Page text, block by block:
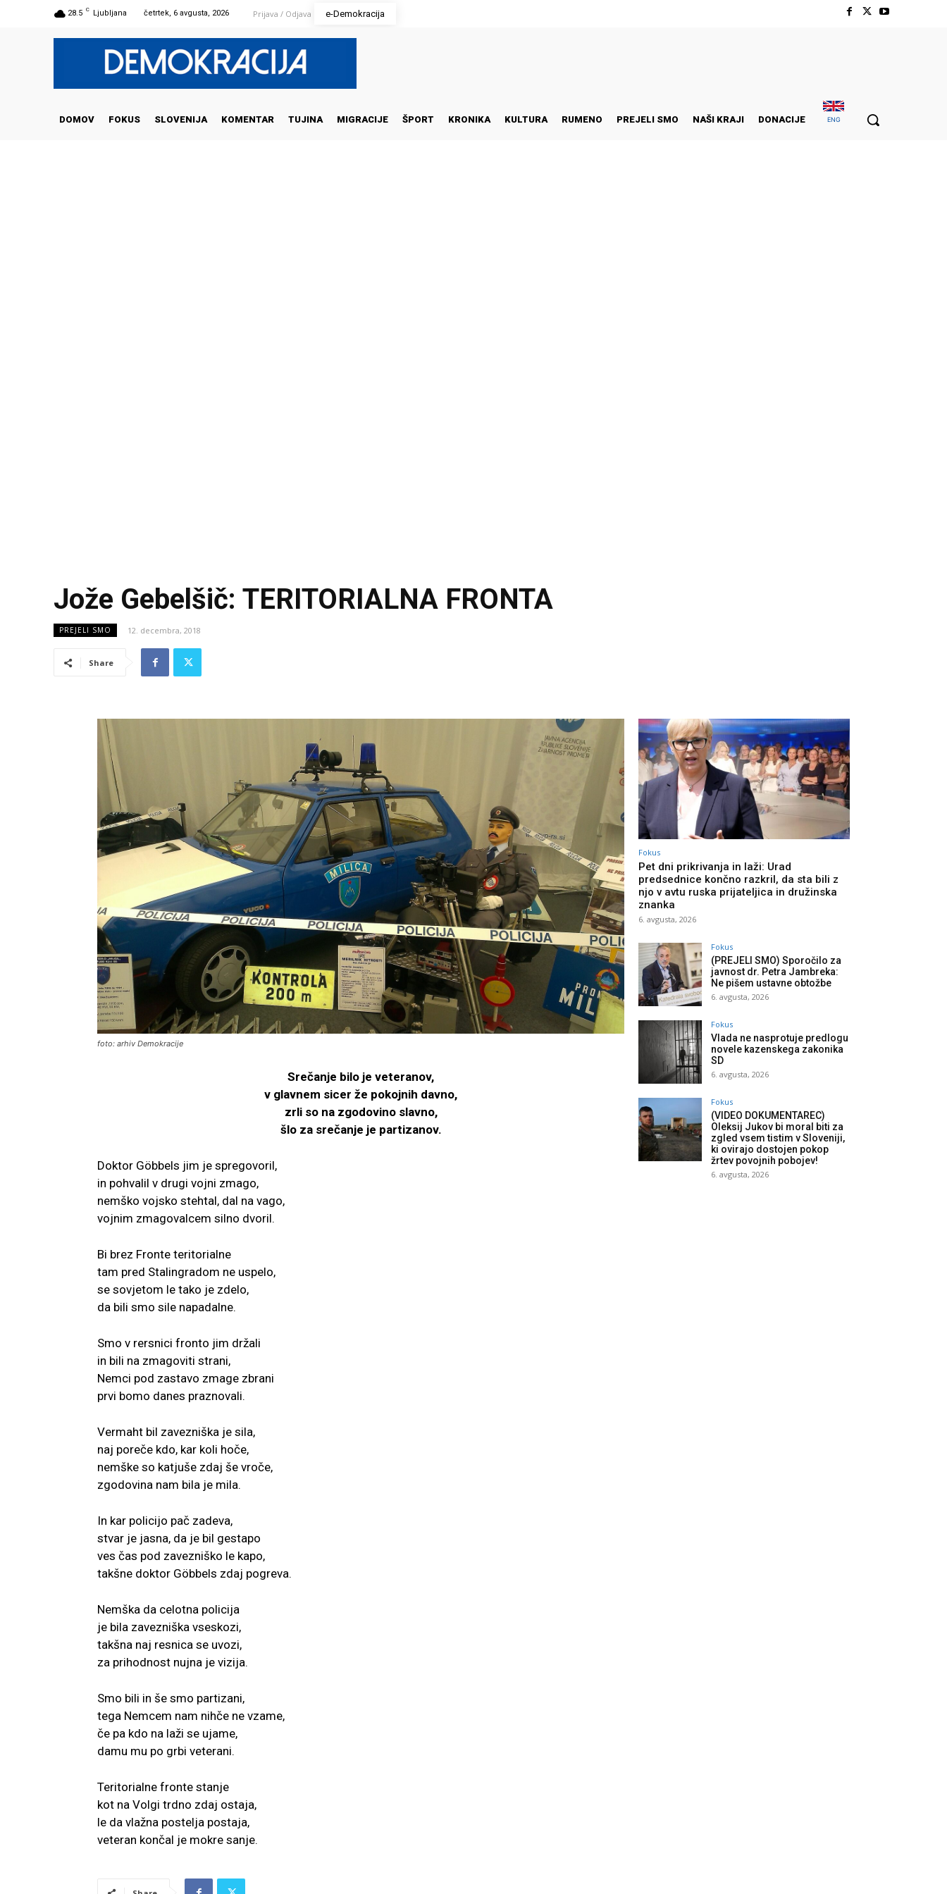
28.5 C Ljubljana četrtek, 6 avgusta, 2026 Prijava / Odjava e-Demokracija
DOMOV FOKUS SLOVENIJA KOMENTAR TUJINA MIGRACIJE ŠPORT KRONIKA KULTURA RUMENO PREJELI SMO NAŠI KRAJI DONACIJE ENG
Jože Gebelšič: TERITORIALNA FRONTA
PREJELI SMO 12. decembra, 2018
Share
foto: arhiv Demokracije
Srečanje bilo je veteranov,
v glavnem sicer že pokojnih davno,
zrli so na zgodovino slavno,
šlo za srečanje je partizanov.
Doktor Göbbels jim je spregovoril,
in pohvalil v drugi vojni zmago,
nemško vojsko stehtal, dal na vago,
vojnim zmagovalcem silno dvoril.
Bi brez Fronte teritorialne
tam pred Stalingradom ne uspelo,
se sovjetom le tako je zdelo,
da bili smo sile napadalne.
Smo v rersnici fronto jim držali
in bili na zmagoviti strani,
Nemci pod zastavo zmage zbrani
prvi bomo danes praznovali.
Vermaht bil zavezniška je sila,
naj poreče kdo, kar koli hoče,
nemške so katjuše zdaj še vroče,
zgodovina nam bila je mila.
In kar policijo pač zadeva,
stvar je jasna, da je bil gestapo
ves čas pod zavezniško le kapo,
takšne doktor Göbbels zdaj pogreva.
Nemška da celotna policija
je bila zavezniška vseskozi,
takšna naj resnica se uvozi,
za prihodnost nujna je vizija.
Smo bili in še smo partizani,
tega Nemcem nam nihče ne vzame,
če pa kdo na laži se ujame,
damu mu po grbi veterani.
Teritorialne fronte stanje
kot na Volgi trdno zdaj ostaja,
le da vlažna postelja postaja,
veteran končal je mokre sanje.
Fokus
Pet dni prikrivanja in laži: Urad
predsednice končno razkril, da sta bili z
njo v avtu ruska prijateljica in družinska
znanka
6. avgusta, 2026
Fokus
(PREJELI SMO) Sporočilo za
javnost dr. Petra Jambreka:
Ne pišem ustavne obtožbe
6. avgusta, 2026
Fokus
Vlada ne nasprotuje predlogu
novele kazenskega zakonika
SD
6. avgusta, 2026
Fokus
(VIDEO DOKUMENTAREC)
Oleksij Jukov bi moral biti za
zgled vsem tistim v Sloveniji,
ki ovirajo dostojen pokop
žrtev povojnih pobojev!
6. avgusta, 2026